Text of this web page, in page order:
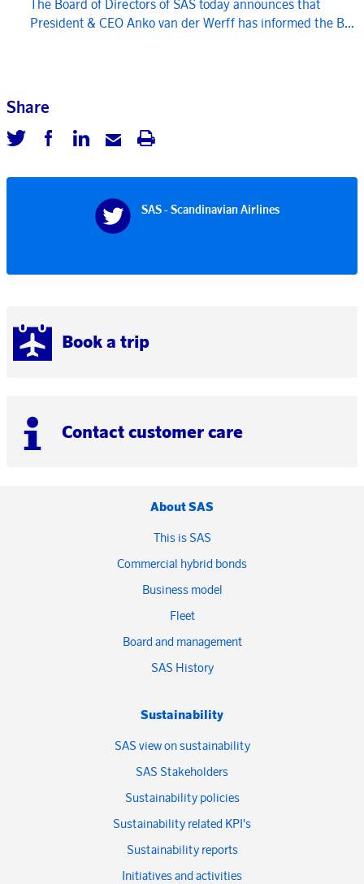
Book a trip
Contact customer care
The Board of Directors of SAS today announces that
President & CEO Anko van der Werff has informed the B...
Share
SAS - Scandinavian Airlines
About SAS
This is SAS
Commercial hybrid bonds
Business model
Fleet
Board and management
SAS History
Sustainability
SAS view on sustainability
SAS Stakeholders
Sustainability policies
Sustainability related KPI's
Sustainability reports
Initiatives and activities